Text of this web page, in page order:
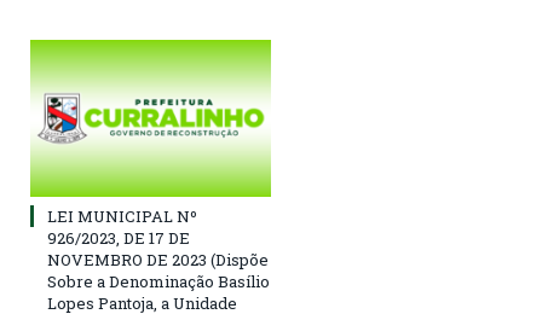
LEI MUNICIPAL Nº
926/2023, DE 17 DE
NOVEMBRO DE 2023 (Dispõe
Sobre a Denominação Basílio
Lopes Pantoja, a Unidade